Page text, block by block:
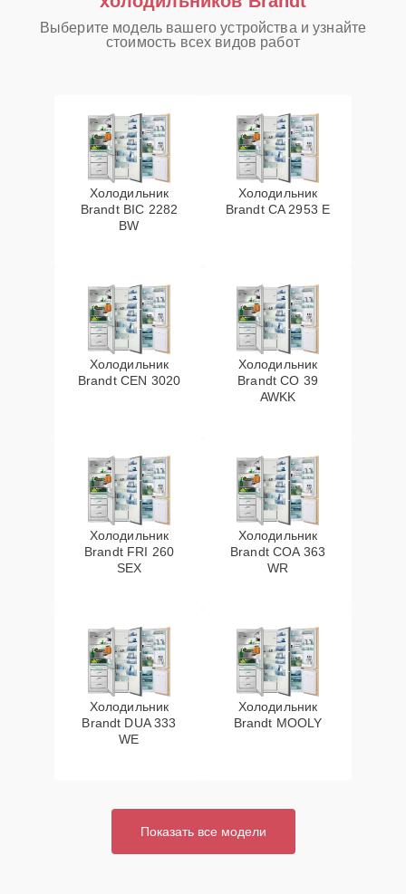
Выберите модель вашего устройства и узнайте
стоимость всех видов работ
Холодильник
Brandt BIC 2282
BW
Холодильник
Brandt CA 2953 E
Холодильник
Brandt CEN 3020
Холодильник
Brandt CO 39
AWKK
Холодильник
Brandt FRI 260
SEX
Холодильник
Brandt COA 363
WR
Холодильник
Brandt DUA 333
WE
Холодильник
Brandt MOOLY
Показать все модели